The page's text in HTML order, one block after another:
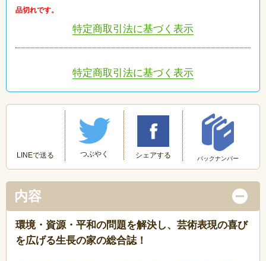
品切れです。
特定商取引法に基づく表示
特定商取引法に基づく表示
LINEで送る つぶやく シェアする バックナンバー
内容
環境・資源・平和の問題を解決し、芸術表現の喜び
を広げる生長の家の総合誌！